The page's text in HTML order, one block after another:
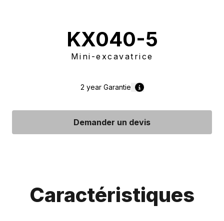
KX040-5
Mini-excavatrice
2 yearGarantie
Demander un devis
Caractéristiques